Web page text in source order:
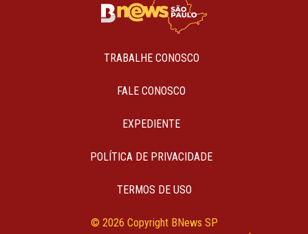
TRABALHE CONOSCO
FALE CONOSCO
EXPEDIENTE
POLÍTICA DE PRIVACIDADE
TERMOS DE USO
© 2026 Copyright BNews SP